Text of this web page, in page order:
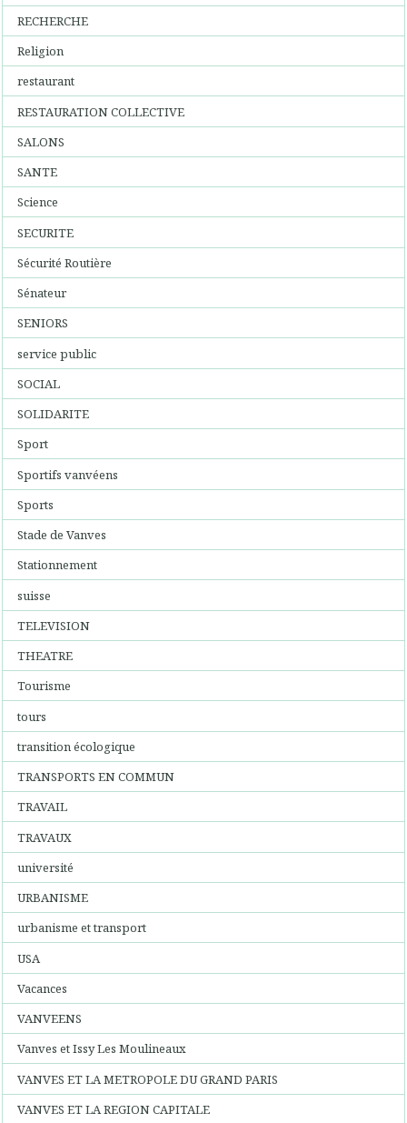
RECHERCHE
Religion
restaurant
RESTAURATION COLLECTIVE
SALONS
SANTE
Science
SECURITE
Sécurité Routière
Sénateur
SENIORS
service public
SOCIAL
SOLIDARITE
Sport
Sportifs vanvéens
Sports
Stade de Vanves
Stationnement
suisse
TELEVISION
THEATRE
Tourisme
tours
transition écologique
TRANSPORTS EN COMMUN
TRAVAIL
TRAVAUX
université
URBANISME
urbanisme et transport
USA
Vacances
VANVEENS
Vanves et Issy Les Moulineaux
VANVES ET LA METROPOLE DU GRAND PARIS
VANVES ET LA REGION CAPITALE